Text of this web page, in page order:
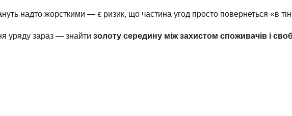
надто жорсткими — є ризик, що частина угод просто повернеться «в
уряду зараз — знайти золоту середину між захистом споживачів і